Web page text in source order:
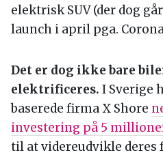
elektrisk SUV (der dog
launch i april pga.
Det er dog ikke bare
elektrificeres. I Sverige
baserede firma X Shore
investering på 5
til at videreudvikle deres